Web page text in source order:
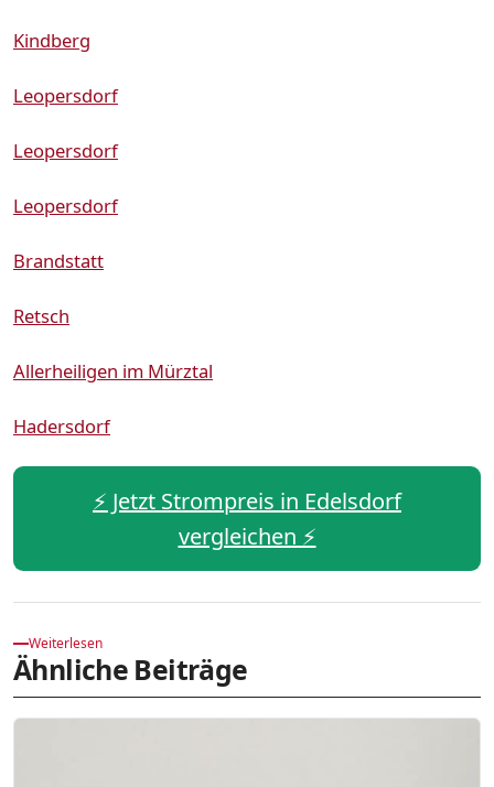
Kindberg
Leopersdorf
Leopersdorf
Leopersdorf
Brandstatt
Retsch
Allerheiligen im Mürztal
Hadersdorf
⚡️ Jetzt Strompreis in Edelsdorf
vergleichen ⚡️
Weiterlesen
Ähnliche Beiträge